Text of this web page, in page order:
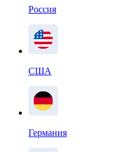
Россия
США
Германия